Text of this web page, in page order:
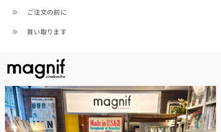
ご注文の前に
買い取ります